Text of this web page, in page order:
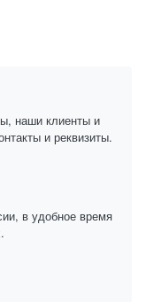
наши клиенты и
и реквизиты.
в удобное время